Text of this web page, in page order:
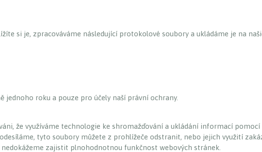
si je, zpracováváme následující protokolové soubory a ukládáme je na
roku a pouze pro účely naší právní ochrany.
že využíváme technologie ke shromažďování a ukládání informací
tyto soubory můžete z prohlížeče odstranit, nebo jejich využití
zajistit plnohodnotnou funkčnost webových stránek.